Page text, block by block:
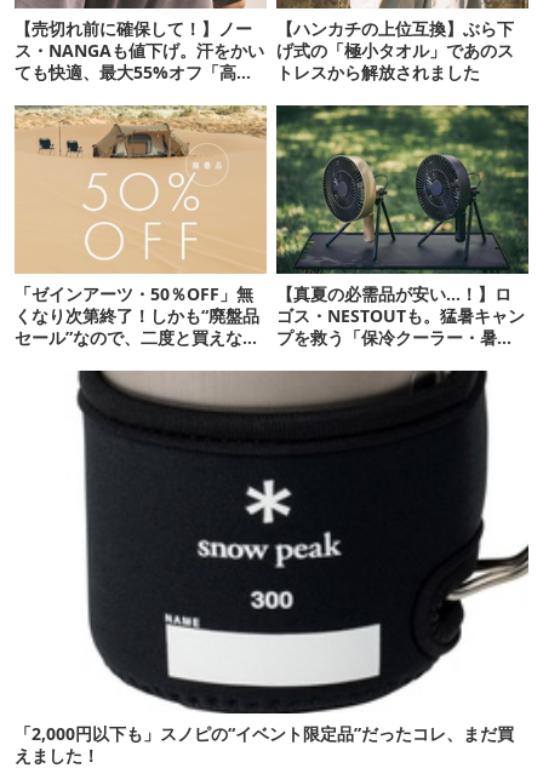
【売切れ前に確保して！】ノー
ス・NANGAも値下げ。汗をかい
ても快適、最大55%オフ「高機
【ハンカチの上位互換】ぶら下
げ式の「極小タオル」であのス
トレスから解放されました
「ゼインアーツ・50％OFF」無
くなり次第終了！しかも“廃盤品
セール”なので、二度と買えない
【真夏の必需品が安い…！】ロ
ゴス・NESTOUTも。猛暑キャン
プを救う「保冷クーラー・暑さ
「2,000円以下も」スノピの“イベント限定品”だったコレ、まだ買
えました！